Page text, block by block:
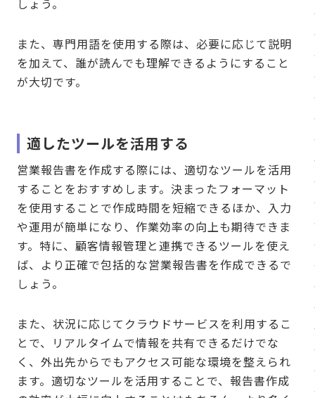
しょう。
また、専門用語を使用する際は、必要に応じて説明
を加えて、誰が読んでも理解できるようにすること
が大切です。
適したツールを活用する
営業報告書を作成する際には、適切なツールを活用
することをおすすめします。決まったフォーマット
を使用することで作成時間を短縮できるほか、入力
や運用が簡単になり、作業効率の向上も期待できま
す。特に、顧客情報管理と連携できるツールを使え
ば、より正確で包括的な営業報告書を作成できるで
しょう。
また、状況に応じてクラウドサービスを利用するこ
とで、リアルタイムで情報を共有できるだけでな
く、外出先からでもアクセス可能な環境を整えられ
ます。適切なツールを活用することで、報告書作成